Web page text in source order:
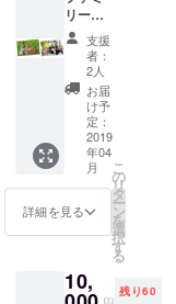
の詳細
内容
は、本
文をご
確認く
ださ
い。 ※
支援時
に備考
欄から
NeoFa
milyサ
SPECIA
THANK
Sへ掲載
リー
フォト
ブック
デジタ
ルブッ
クもし
くはア
ナログ
ブック
を選択
（１月
刊行
分） ②
代々木
散歩会
＆ピク
支援
者：
2人
お届
け予
定：
2019
年04
月
詳細を見る
こ
の
リ
タ
ー
ン
を
選
択
す
る
10, 残り60